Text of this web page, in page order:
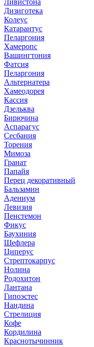
Ливистона
Дизиготека
Колеус
Катарантус
Пеларгония
Хамеропс
Вашингтония
Фатсия
Пеларгония
Альтернатера
Хамеодорея
Кассия
Дзельква
Бирючина
Аспарагус
Сесбания
Торения
Мимоза
Гранат
Папайя
Перец декоративный
Бальзамин
Адениум
Левизия
Пенстемон
Фикус
Баухиния
Шефлера
Циперус
Стрептокарпус
Нолина
Родохитон
Лантана
Гипоэстес
Нандина
Стрелиция
Кофе
Кордилина
Краснотычинник